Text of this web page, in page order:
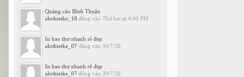
Quảng cáo Bình Thuận
alothietke_18 đăng vào Thứ hai at 4:00 PM
In bao thư nhanh rẻ đẹp
alothietke_07 đăng vào 30/7/26
In bao thư nhanh rẻ đẹp
alothietke_07 đăng vào 30/7/26